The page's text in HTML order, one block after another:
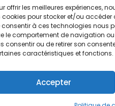
offrir les meilleures expériences,
cookies pour stocker et/ou
consentir à ces technologies nous
le comportement de navigation ou
consentir ou de retirer son
caractéristiques et fonctions.
Accepter